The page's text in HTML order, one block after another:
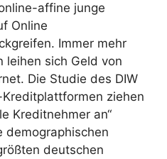
affine junge
Online
Immer mehr
leihen sich Geld von
Die Studie des DIW
ziehen
Kreditnehmer an“
demographischen
deutschen